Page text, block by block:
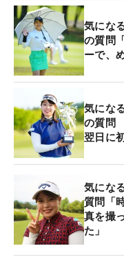
はきません」
●旅行に行けるとし
「南国！ 海のリゾ
●リラックス方法は
「寝ることとマッ
をよくやってます」
●お休みの日の過ご
「休みがとれたら
ロンに行っていま
気にな
の質問
ーで、
気にな
の質問
翌日に
気にな
質問「
真を撮
た」